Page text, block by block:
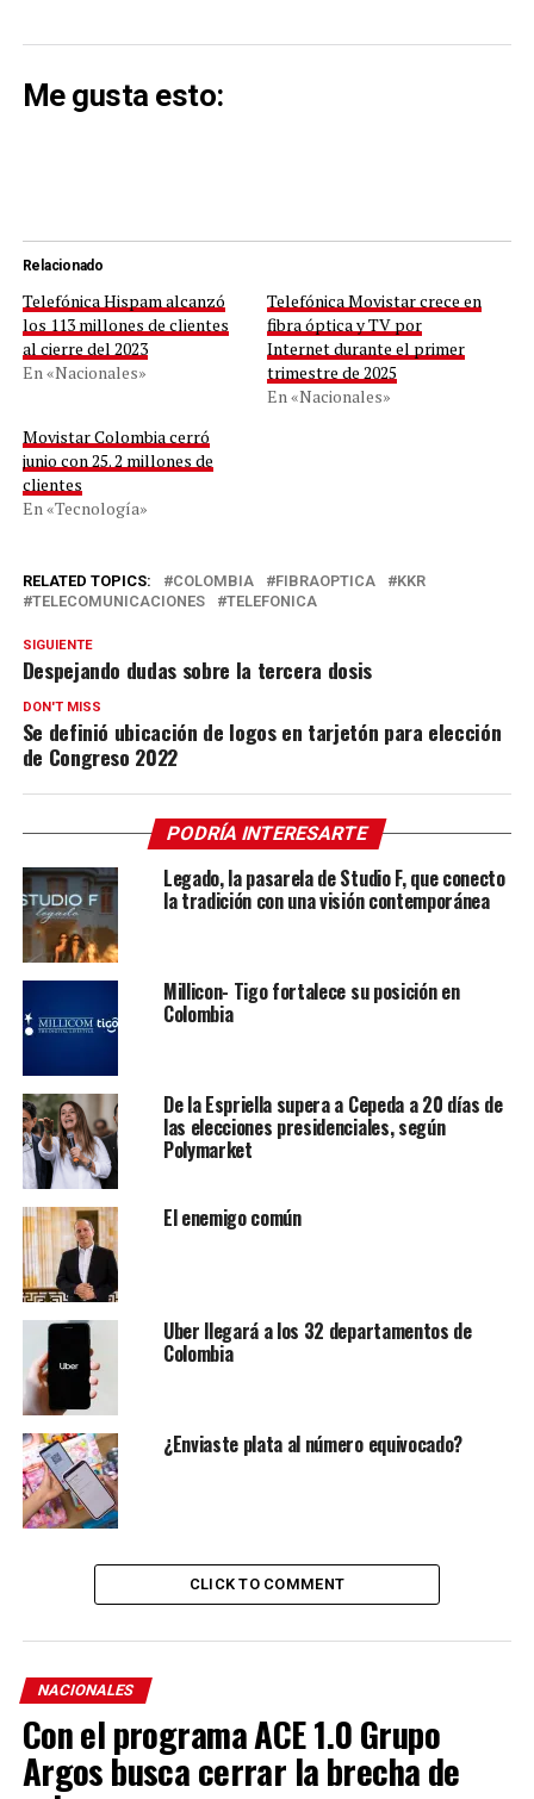
Me gusta esto:
Relacionado
Telefónica Hispam alcanzó
los 113 millones de clientes
al cierre del 2023
En «Nacionales»
Telefónica Movistar crece en
fibra óptica y TV por
Internet durante el primer
trimestre de 2025
En «Nacionales»
Movistar Colombia cerró
junio con 25. 2 millones de
clientes
En «Tecnología»
RELATED TOPICS: COLOMBIA FIBRAOPTICA
KKR
TELECOMUNICACIONES
TELEFONICA
SIGUIENTE
Despejando dudas sobre la tercera dosis
DON'T MISS
Se definió ubicación de logos en tarjetón para elección
de Congreso 2022
PODRÍA INTERESARTE
Legado, la pasarela de Studio F, que conecto
la tradición con una visión contemporánea
Millicon- Tigo fortalece su posición en
Colombia
De la Espriella supera a Cepeda a 20 días de
las elecciones presidenciales, según
Polymarket
El enemigo común
Uber llegará a los 32 departamentos de
Colombia
¿Enviaste plata al número equivocado?
CLICK TO COMMENT
NACIONALES
Con el programa ACE 1.0 Grupo
Argos busca cerrar la brecha de